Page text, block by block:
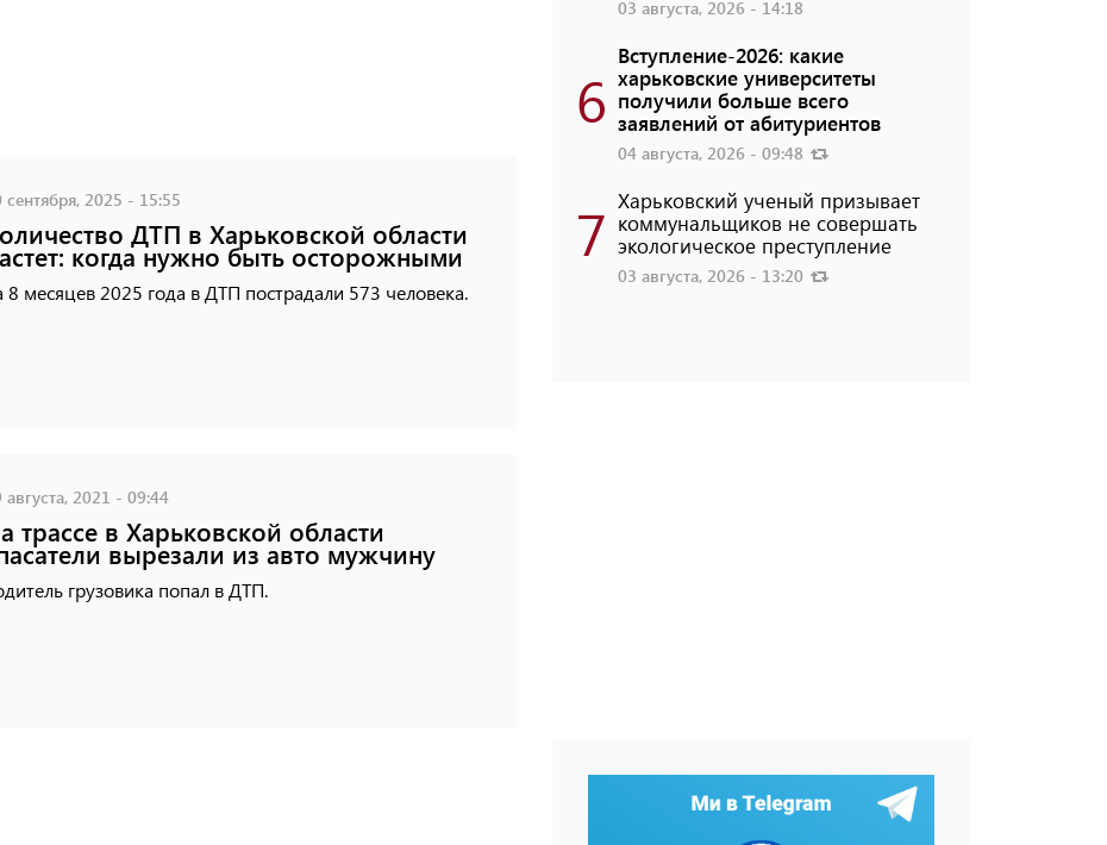
сентября, 2025 - 15:55
ДТП в Харьковской области
когда нужно быть осторожными
8 месяцев 2025 года в ДТП пострадали 573 человека.
августа, 2021 - 09:44
трассе в Харьковской области
вырезали из авто мужчину
грузовика попал в ДТП.
03 августа, 2026 - 14:18
6
Вступление-2026: какие
харьковские университеты
получили больше всего
заявлений от абитуриентов
04 августа, 2026 - 09:48
7 Харьковский ученый призывает
коммунальщиков не совершать
экологическое преступление
03 августа, 2026 - 13:20